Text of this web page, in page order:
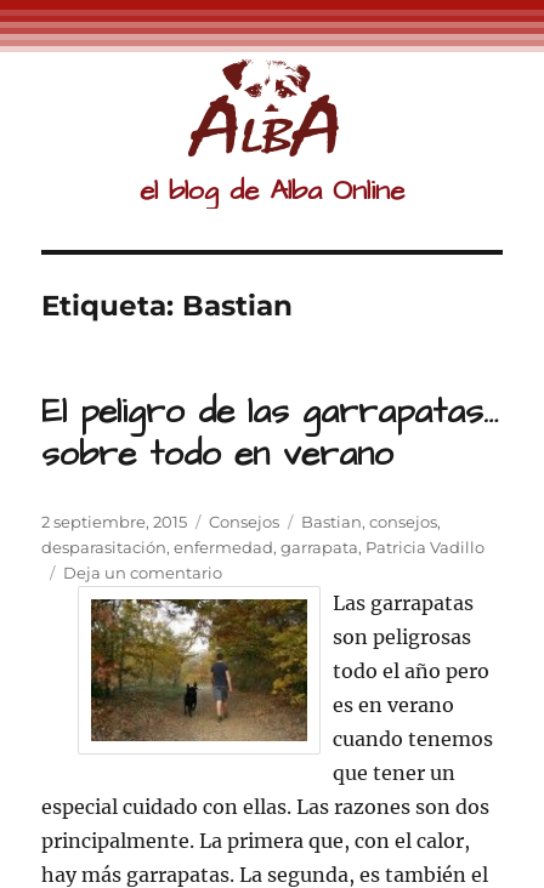
el blog de Alba Online
Etiqueta: Bastian
El peligro de las garrapatas…
sobre todo en verano
Publicado
el
2 septiembre, 2015 Categorías
Consejos Etiquetas
Bastian,consejos,
desparasitación,enfermedad,garrapata, Patricia Vadillo
Deja un comentarioen
El
peligro
de
las
garrapatas…
sobre
todo
verano
Las garrapatas
son peligrosas
todo el año pero
es en verano
cuando tenemos
que tener un
especial cuidado con ellas. Las razones son dos
principalmente. La primera que, con el calor,
hay más garrapatas. La segunda, es también el